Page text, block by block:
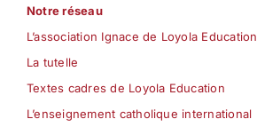
Notre réseau
L’association Ignace de Loyola Education
La tutelle
Textes cadres de Loyola Education
L’enseignement catholique international